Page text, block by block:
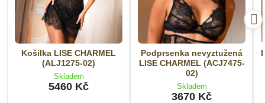
Košilka LISE CHARMEL
(ALJ1275-02)
Skladem
5460 Kč
Podprsenka nevyztužená
LISE CHARMEL (ACJ7475-
02)
Skladem
3670 Kč